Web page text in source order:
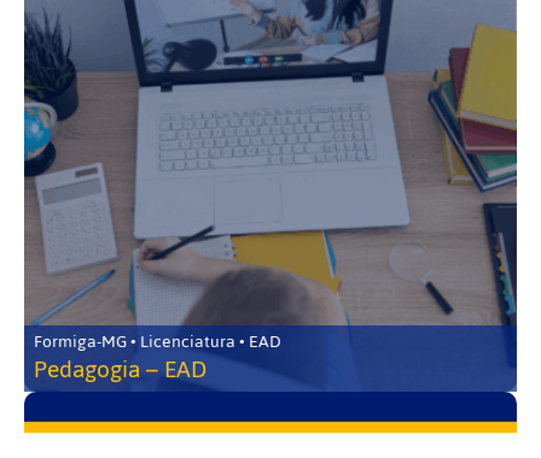
Formiga-MG • Licenciatura • EAD
Pedagogia – EAD